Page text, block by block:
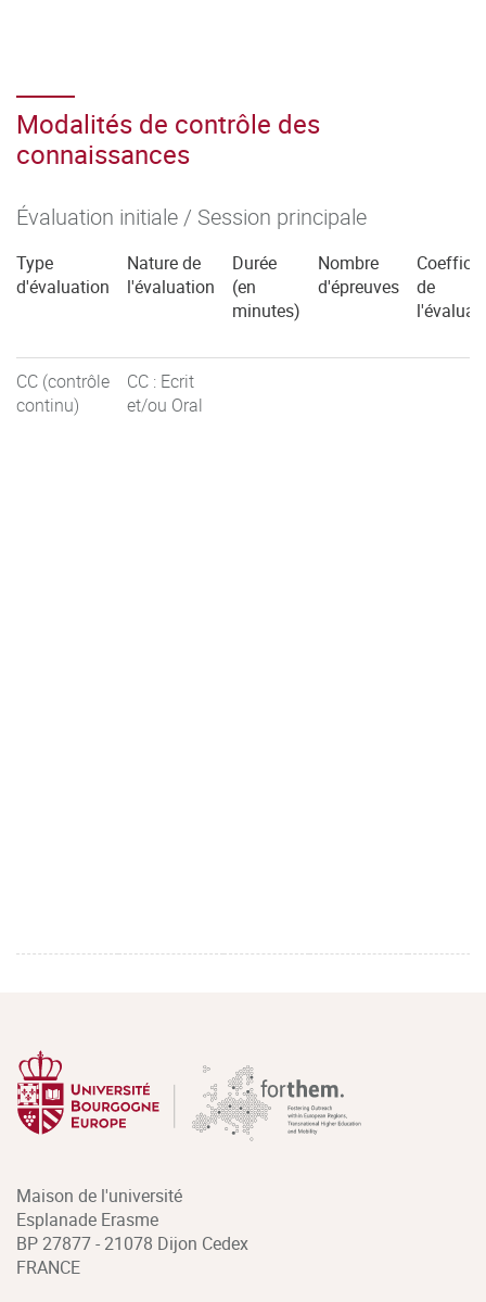
Modalités de contrôle des
connaissances
Évaluation initiale / Session principale
Type
d'évaluation
Nature de
l'évaluation
Durée
(en
minutes)
Nombre
d'épreuves
de
CC (contrôle
continu)
CC : Ecrit
et/ou Oral
Maison de l'université
Esplanade Erasme
BP 27877 - 21078 Dijon Cedex
FRANCE